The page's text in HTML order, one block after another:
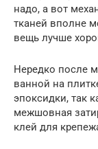
надо, а вот
тканей вполне
вещь лучше
Нередко после
ванной на
эпоксидки, так
межшовная
клей для